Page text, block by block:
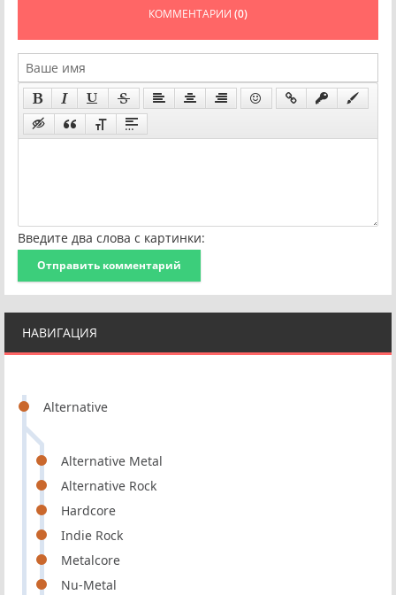
НАВИГАЦИЯ
Alternative
Alternative Metal
Alternative Rock
Hardcore
Indie Rock
Metalcore
Nu-Metal
КОММЕНТАРИИ (0)
Введите два слова с картинки:
Отправить комментарий